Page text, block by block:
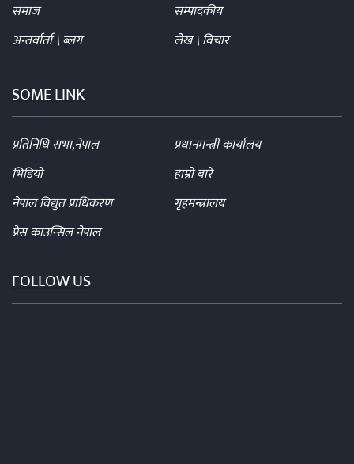
समाज
सम्पादकीय
अन्तर्वार्ता \ ब्लग
लेख \ विचार
SOME LINK
प्रतिनिधि सभा,नेपाल
प्रधानमन्त्री कार्यालय
भिडियो
हाम्रो बारे
नेपाल विद्युत प्राधिकरण
गृहमन्त्रालय
प्रेस काउन्सिल नेपाल
FOLLOW US